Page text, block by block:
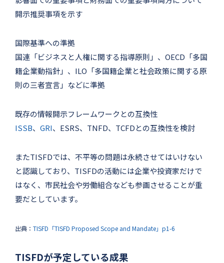
開示推奨事項を示す
国際基準への準拠
国連「ビジネスと⼈権に関する指導原則」、OECD「多国
籍企業動指針」、ILO「多国籍企業と社会政策に関する原
則の三者宣⾔」などに準拠
既存の情報開示フレームワークとの互換性
ISSB、 GRI、ESRS、TNFD、TCFDとの互換性を検討
またTISFDでは、不平等の問題は永続させてはいけない
と認識しており、TISFDの活動には企業や投資家だけで
はなく、市民社会や労働組合なども参画させることが重
要だとしています。
出典： TISFD「TISFD Proposed Scope and Mandate」p1-6
TISFDが予定している成果